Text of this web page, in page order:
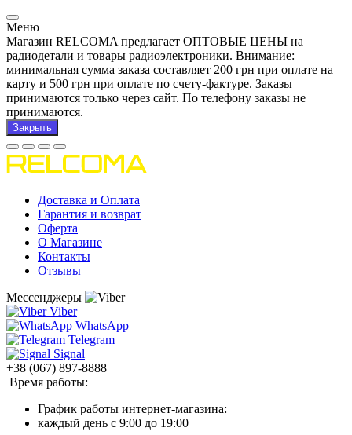
Меню
Магазин RELCOMA предлагает ОПТОВЫЕ ЦЕНЫ на
радиодетали и товары радиоэлектроники. Внимание:
минимальная сумма заказа составляет 200 грн при оплате на
карту и 500 грн при оплате по счету-фактуре. Заказы
принимаются только через сайт. По телефону заказы не
принимаются.
Закрыть
Доставка и Оплата
Гарантия и возврат
Оферта
О Магазине
Контакты
Отзывы
Мессенджеры
Viber
WhatsApp
Telegram
Signal
+38 (067) 897-8888
Время работы:
График работы интернет-магазина:
каждый день с 9:00 до 19:00